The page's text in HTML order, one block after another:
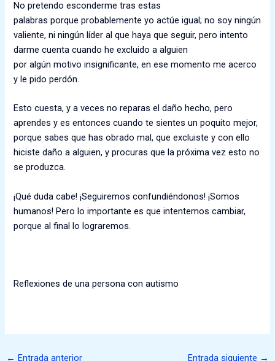
No pretendo escondermetras estas
palabrasporqueprobablementeyo actúe igual;no soy ningún
valiente, ni ningún líder al que haya que seguir, pero intento
darme cuenta cuando he excluido a alguien
poralgún motivoinsignificante, en ese momentome acerco
y le pido perdón.
Esto cuesta, y a veces noreparas el daño hecho, pero
aprendes y es entonces cuando te sientes un poquito mejor,
porque sabes que has obrado mal, que excluiste y con ello
hiciste daño a alguien, y procuras que la próxima vez esto no
se produzca.
¡Qué duda cabe! ¡Seguiremos confundiéndonos! ¡Somos
humanos! Pero lo importante es que intentemos cambiar,
porque al final lo lograremos.
Reflexiones de una persona con autismo
← Entrada anterior Entrada siguiente →